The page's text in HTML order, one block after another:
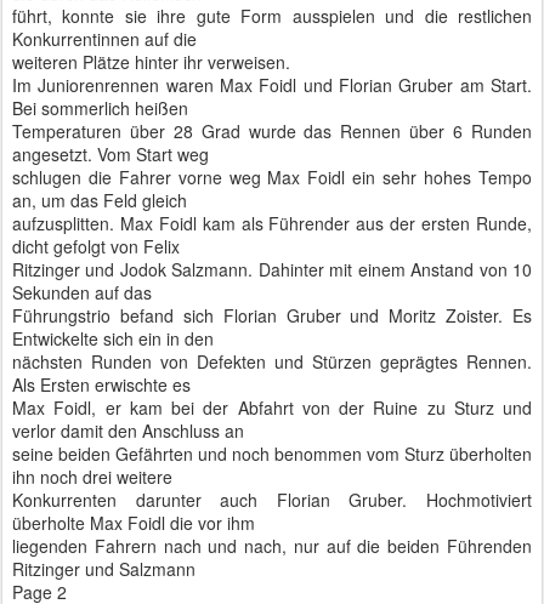
führt, konnte sie ihre gute Form ausspielen und die restlichen
Konkurrentinnen auf die
weiteren Plätze hinter ihr verweisen.
Im Juniorenrennen waren Max Foidl und Florian Gruber am Start.
Bei sommerlich heißen
Temperaturen über 28 Grad wurde das Rennen über 6 Runden
angesetzt. Vom Start weg
schlugen die Fahrer vorne weg Max Foidl ein sehr hohes Tempo
an, um das Feld gleich
aufzusplitten. Max Foidl kam als Führender aus der ersten Runde,
dicht gefolgt von Felix
Ritzinger und Jodok Salzmann. Dahinter mit einem Anstand von 10
Sekunden auf das
Führungstrio befand sich Florian Gruber und Moritz Zoister. Es
Entwickelte sich ein in den
nächsten Runden von Defekten und Stürzen geprägtes Rennen.
Als Ersten erwischte es
Max Foidl, er kam bei der Abfahrt von der Ruine zu Sturz und
verlor damit den Anschluss an
seine beiden Gefährten und noch benommen vom Sturz überholten
ihn noch drei weitere
Konkurrenten darunter auch Florian Gruber. Hochmotiviert
überholte Max Foidl die vor ihm
liegenden Fahrern nach und nach, nur auf die beiden Führenden
Ritzinger und Salzmann
Page 2